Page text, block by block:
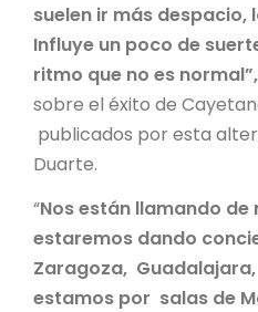
suelen ir más despacio,
Influye un poco de
ritmo que no es normal”,
sobre el éxito de
publicados por esta
Duarte.
“Nos están llamando
estaremos dando
Zaragoza,
estamos por salas de